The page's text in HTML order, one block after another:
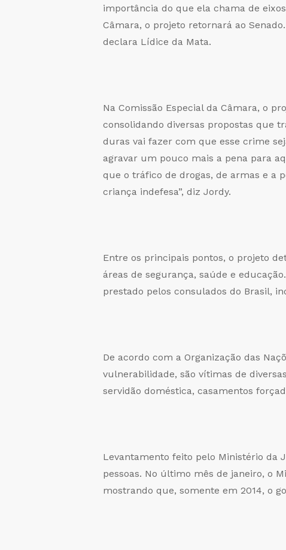
importância do que ela chama de
Câmara, o projeto retornará ao
declara Lídice da Mata.
Na Comissão Especial da Câmara, o
consolidando diversas propostas que
duras vai fazer com que esse crime
agravar um pouco mais a pena para
que o tráfico de drogas, de armas e a
criança indefesa”, diz Jordy.
Entre os principais pontos, o projeto
áreas de segurança, saúde e
prestado pelos consulados do Brasil,
De acordo com a Organização das
vulnerabilidade, são vítimas de
servidão doméstica, casamentos
Levantamento feito pelo Ministério da
pessoas. No último mês de janeiro, o
mostrando que, somente em 2014, o